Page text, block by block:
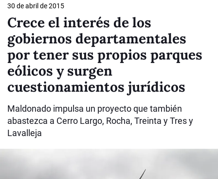
30 de abril de 2015
Crece el interés de los
gobiernos departamentales
por tener sus propios parques
eólicos y surgen
cuestionamientos jurídicos
Maldonado impulsa un proyecto que también
abastezca a Cerro Largo, Rocha, Treinta y Tres y
Lavalleja